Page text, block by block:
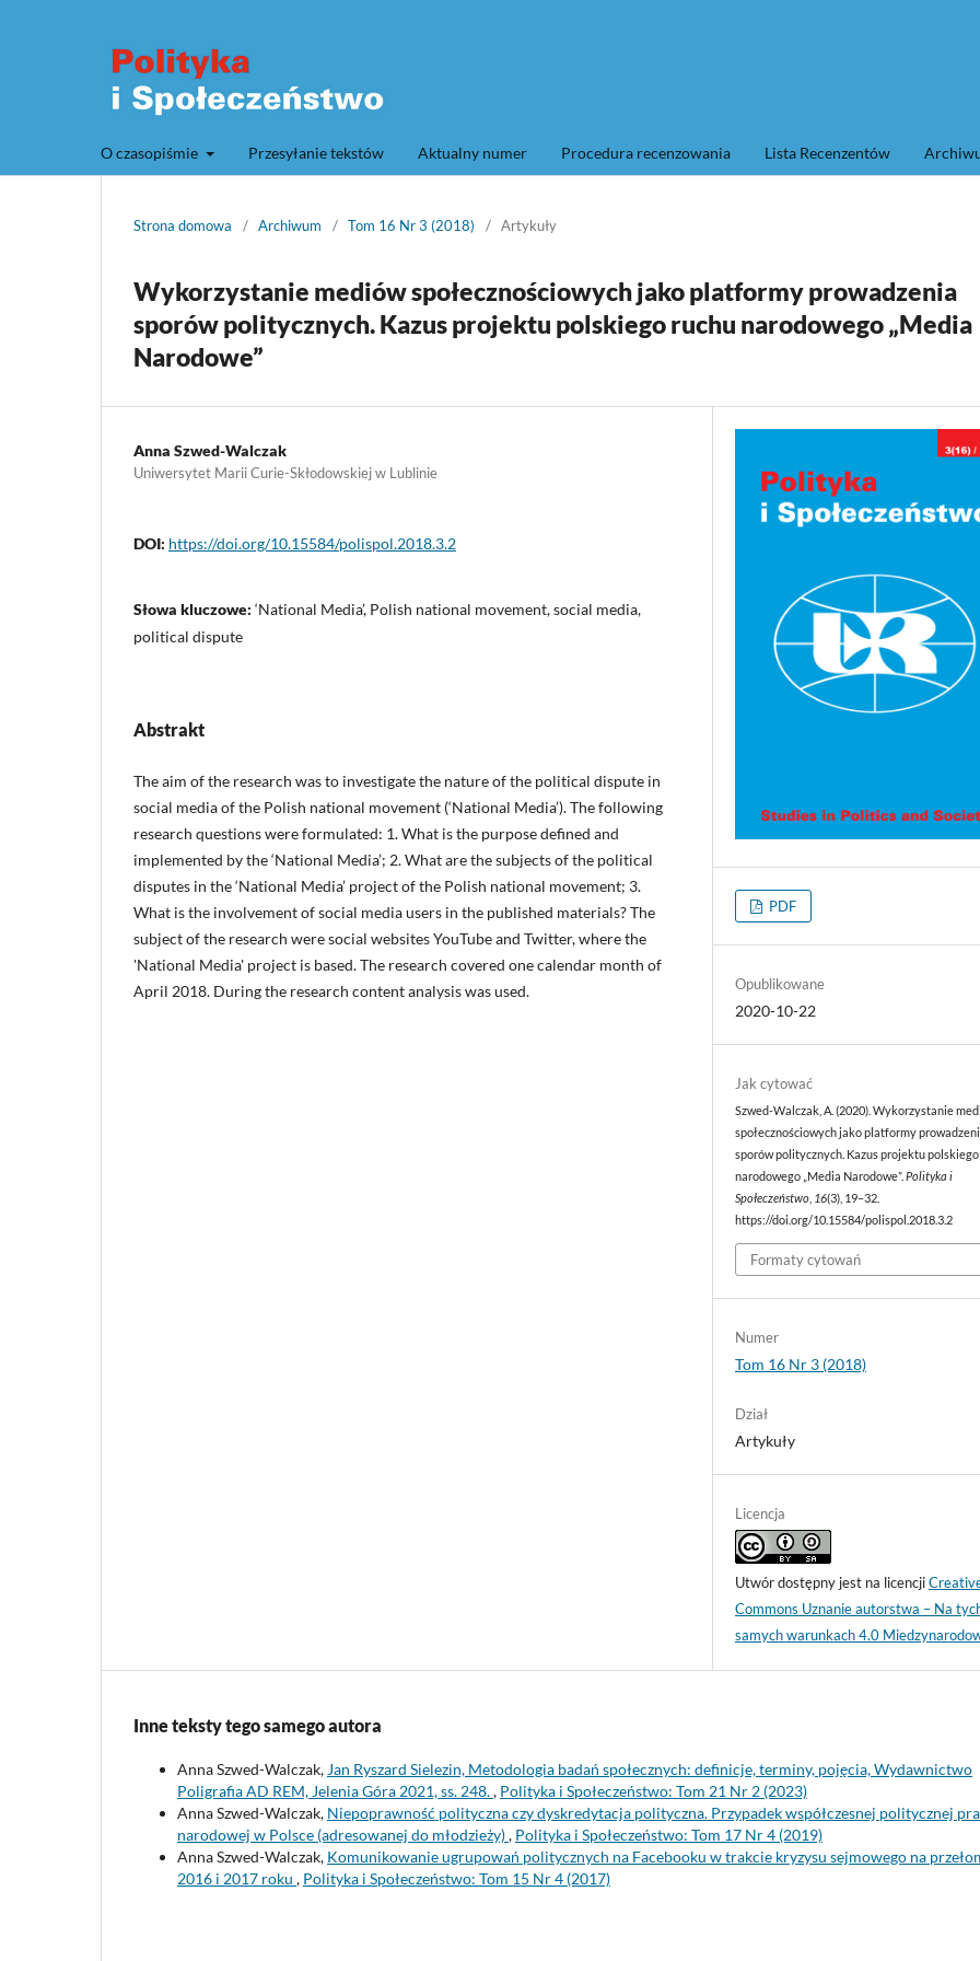
O czasopiśmie Przesyłanie tekstów Aktualny numer Procedura recenzowania Lista Recenzentów
Strona domowa / Archiwum / Tom 16 Nr 3 (2018) / Artykuły
Wykorzystanie mediów społecznościowych jako platformy prowadzenia
sporów politycznych. Kazus projektu polskiego ruchu narodowego „Media
Narodowe”
Anna Szwed-Walczak
Uniwersytet Marii Curie-Skłodowskiej w Lublinie
DOI: https://doi.org/10.15584/polispol.2018.3.2
Słowa kluczowe: ‘National Media’, Polish national movement, social media,
political dispute
Abstrakt
The aim of the research was to investigate the nature of the political dispute in
social media of the Polish national movement (‘National Media’). The following
research questions were formulated: 1. What is the purpose defined and
implemented by the ‘National Media’; 2. What are the subjects of the political
disputes in the ‘National Media’ project of the Polish national movement; 3.
What is the involvement of social media users in the published materials? The
subject of the research were social websites YouTube and Twitter, where the
'National Media' project is based. The research covered one calendar month of
April 2018. During the research content analysis was used.
PDF
Opublikowane
2020-10-22
Jak cytować
Szwed-Walczak, A. (2020). Wykorzystanie
społecznościowych jako platformy
sporów politycznych. Kazus projektu
narodowego „Media Narodowe”.Polityka i
Społeczeństwo, 16(3), 19–32.
https://doi.org/10.15584/polispol.2018.3.2
Formaty cytowań
Numer
Tom 16 Nr 3 (2018)
Dział
Artykuły
Licencja
Utwór dostępny jest na licencji
Commons Uznanie autorstwa – Na
samych warunkach 4.0
Inne teksty tego samego autora
Anna Szwed-Walczak, Jan Ryszard Sielezin, Metodologia badań społecznych: definicje, terminy, pojęcia, Wydawnictwo
Poligrafia AD REM, Jelenia Góra 2021, ss. 248., Polityka i Społeczeństwo: Tom 21 Nr 2 (2023)
Anna Szwed-Walczak, Niepoprawność polityczna czy dyskredytacja polityczna. Przypadek współczesnej politycznej
narodowej w Polsce (adresowanej do młodzieży), Polityka i Społeczeństwo: Tom 17 Nr 4 (2019)
Anna Szwed-Walczak, Komunikowanie ugrupowań politycznych na Facebooku w trakcie kryzysu sejmowego na
2016 i 2017 roku , Polityka i Społeczeństwo: Tom 15 Nr 4 (2017)